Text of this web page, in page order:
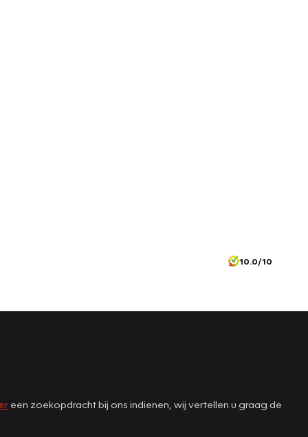
10.0/10
een zoekopdracht bij ons indienen, wij vertellen u graag de